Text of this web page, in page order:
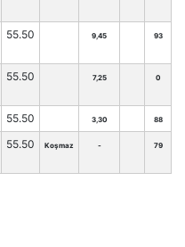
55.50 9,45 93
55.50 7,25 0
55.50 3,30 88
55.50 Koşmaz - 79